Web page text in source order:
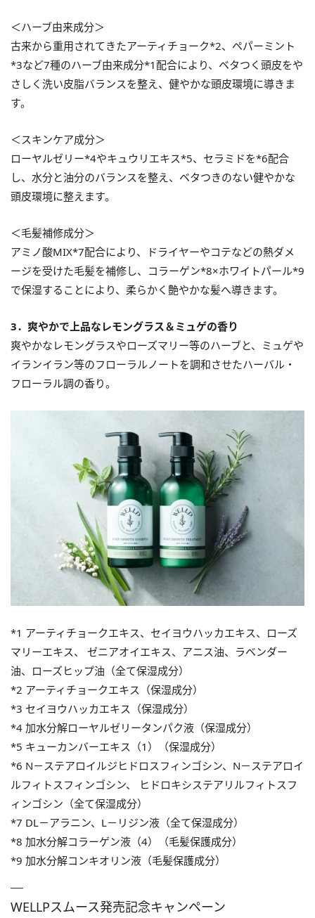
＜ハーブ由来成分＞
古来から重用されてきたアーティチョーク*2、ペパーミント
*3など7種のハーブ由来成分*1配合により、ベタつく頭皮をや
さしく洗い皮脂バランスを整え、健やかな頭皮環境に導きま
す。
＜スキンケア成分＞
ローヤルゼリー*4やキュウリエキス*5、セラミドを*6配合
し、水分と油分のバランスを整え、ベタつきのない健やかな
頭皮環境に整えます。
＜毛髪補修成分＞
アミノ酸MIX*7配合により、ドライヤーやコテなどの熱ダメ
ージを受けた毛髪を補修し、コラーゲン*8×ホワイトパール*9
で保湿することにより、柔らかく艶やかな髪へ導きます。
3．爽やかで上品なレモングラス＆ミュゲの香り
爽やかなレモングラスやローズマリー等のハーブと、ミュゲや
イランイラン等のフローラルノートを調和させたハーバル・
フローラル調の香り。
*1 アーティチョークエキス、セイヨウハッカエキス、ローズ
マリーエキス、 ゼニアオイエキス、アニス油、ラベンダー
油、ローズヒップ油（全て保湿成分）
*2 アーティチョークエキス（保湿成分）
*3 セイヨウハッカエキス（保湿成分）
*4 加水分解ローヤルゼリータンパク液（保湿成分）
*5 キューカンバーエキス（1）（保湿成分）
*6 N－ステアロイルジヒドロスフィンゴシン、N－ステアロイ
ルフィトスフィンゴシン、 ヒドロキシステアリルフィトスフ
ィンゴシン（全て保湿成分）
*7 DL－アラニン、L－リジン液（全て保湿成分）
*8 加水分解コラーゲン液（4）（毛髪保護成分）
*9 加水分解コンキオリン液（毛髪保護成分）
WELLPスムース発売記念キャンペーン